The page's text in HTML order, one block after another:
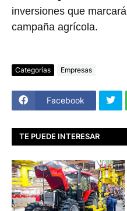
inversiones que
campaña agrícola.
Categorías Empresas
Facebook
TE PUEDE INTERESAR